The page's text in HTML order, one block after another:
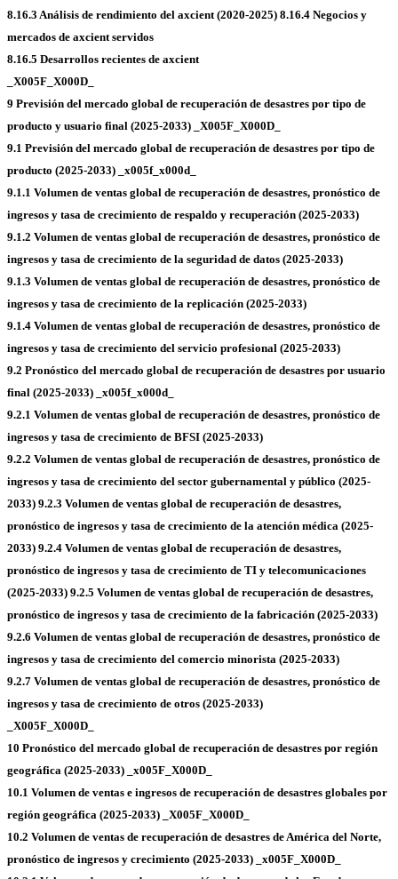
8.16.3 Análisis de rendimiento del axcient (2020-2025) 8.16.4 Negocios y
mercados de axcient servidos
8.16.5 Desarrollos recientes de axcient
_X005F_X000D_
9 Previsión del mercado global de recuperación de desastres por tipo de
producto y usuario final (2025-2033) _X005F_X000D_
9.1 Previsión del mercado global de recuperación de desastres por tipo de
producto (2025-2033) _x005f_x000d_
9.1.1 Volumen de ventas global de recuperación de desastres, pronóstico de
ingresos y tasa de crecimiento de respaldo y recuperación (2025-2033)
9.1.2 Volumen de ventas global de recuperación de desastres, pronóstico de
ingresos y tasa de crecimiento de la seguridad de datos (2025-2033)
9.1.3 Volumen de ventas global de recuperación de desastres, pronóstico de
ingresos y tasa de crecimiento de la replicación (2025-2033)
9.1.4 Volumen de ventas global de recuperación de desastres, pronóstico de
ingresos y tasa de crecimiento del servicio profesional (2025-2033)
9.2 Pronóstico del mercado global de recuperación de desastres por usuario
final (2025-2033) _x005f_x000d_
9.2.1 Volumen de ventas global de recuperación de desastres, pronóstico de
ingresos y tasa de crecimiento de BFSI (2025-2033)
9.2.2 Volumen de ventas global de recuperación de desastres, pronóstico de
ingresos y tasa de crecimiento del sector gubernamental y público (2025-
2033) 9.2.3 Volumen de ventas global de recuperación de desastres,
pronóstico de ingresos y tasa de crecimiento de la atención médica (2025-
2033) 9.2.4 Volumen de ventas global de recuperación de desastres,
pronóstico de ingresos y tasa de crecimiento de TI y telecomunicaciones
(2025-2033) 9.2.5 Volumen de ventas global de recuperación de desastres,
pronóstico de ingresos y tasa de crecimiento de la fabricación (2025-2033)
9.2.6 Volumen de ventas global de recuperación de desastres, pronóstico de
ingresos y tasa de crecimiento del comercio minorista (2025-2033)
9.2.7 Volumen de ventas global de recuperación de desastres, pronóstico de
ingresos y tasa de crecimiento de otros (2025-2033)
_X005F_X000D_
10 Pronóstico del mercado global de recuperación de desastres por región
geográfica (2025-2033) _x005F_X000D_
10.1 Volumen de ventas e ingresos de recuperación de desastres globales por
región geográfica (2025-2033) _X005F_X000D_
10.2 Volumen de ventas de recuperación de desastres de América del Norte,
pronóstico de ingresos y crecimiento (2025-2033) _x005F_X000D_